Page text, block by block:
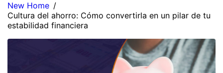
New Home /
Cultura del ahorro: Cómo convertirla en un pilar de tu
estabilidad financiera